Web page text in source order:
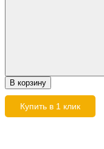
В корзину
Купить в 1 клик